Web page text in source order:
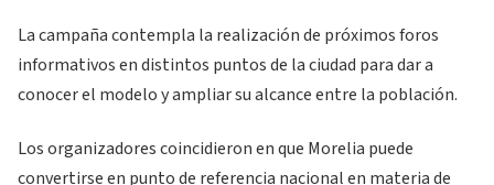
La campaña contempla la realización de próximos foros
informativos en distintos puntos de la ciudad para dar a
conocer el modelo y ampliar su alcance entre la población.
Los organizadores coincidieron en que Morelia puede
convertirse en punto de referencia nacional en materia de